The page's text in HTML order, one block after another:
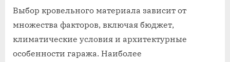
Выбор кровельного материала зависит от
множества факторов, включая бюджет,
климатические условия и архитектурные
особенности гаража. Наиболее